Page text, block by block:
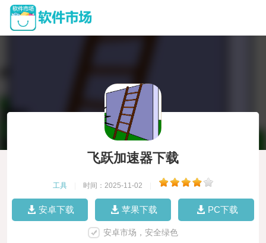
飞跃加速器下载
工具 时间：2025-11-02
安卓下载 苹果下载 PC下载
安卓市场，安全绿色